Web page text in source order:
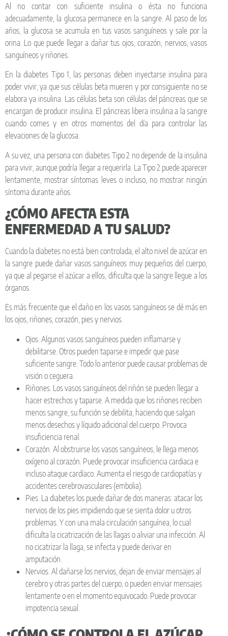
Al no contar con suficiente insulina o ésta no funciona
adecuadamente, la glucosa permanece en la sangre. Al paso de los
años, la glucosa se acumula en tus vasos sanguíneos y sale por la
orina. Lo que puede llegar a dañar tus ojos, corazón, nervios, vasos
sanguíneos y riñones.
En la diabetes Tipo 1, las personas deben inyectarse insulina para
poder vivir, ya que sus células beta mueren y por consiguiente no se
elabora ya insulina. Las células beta son células del páncreas que se
encargan de producir insulina. El páncreas libera insulina a la sangre
cuando comes y en otros momentos del día para controlar las
elevaciones de la glucosa.
A su vez, una persona con diabetes Tipo 2 no depende de la insulina
para vivir, aunque podría llegar a requerirla. La Tipo 2 puede aparecer
lentamente, mostrar síntomas leves o incluso, no mostrar ningún
síntoma durante años.
¿CÓMO AFECTA ESTA
ENFERMEDAD A TU SALUD?
Cuando la diabetes no está bien controlada, el alto nivel de azúcar en
la sangre puede dañar vasos sanguíneos muy pequeños del cuerpo,
ya que al pegarse el azúcar a ellos, dificulta que la sangre llegue a los
órganos.
Es más frecuente que el daño en los vasos sanguíneos se dé más en
los ojos, riñones, corazón, pies y nervios.
Ojos. Algunos vasos sanguíneos pueden inflamarse y
debilitarse. Otros pueden taparse e impedir que pase
suficiente sangre. Todo lo anterior puede causar problemas de
visión o ceguera.
Riñones. Los vasos sanguíneos del riñón se pueden llegar a
hacer estrechos y taparse. A medida que los riñones reciben
menos sangre, su función se debilita, haciendo que salgan
menos desechos y líquido adicional del cuerpo. Provoca
insuficiencia renal.
Corazón. Al obstruirse los vasos sanguíneos, le llega menos
oxígeno al corazón. Puede provocar insuficiencia cardiaca e
incluso ataque cardíaco. Aumenta el riesgo de cardiopatías y
accidentes cerebrovasculares (embolia).
Pies. La diabetes los puede dañar de dos maneras: atacar los
nervios de los pies impidiendo que se sienta dolor u otros
problemas. Y con una mala circulación sanguínea, lo cual
dificulta la cicatrización de las llagas o aliviar una infección. Al
no cicatrizar la llaga, se infecta y puede derivar en
amputación.
Nervios. Al dañarse los nervios, dejan de enviar mensajes al
cerebro y otras partes del cuerpo, o pueden enviar mensajes
lentamente o en el momento equivocado. Puede provocar
impotencia sexual.